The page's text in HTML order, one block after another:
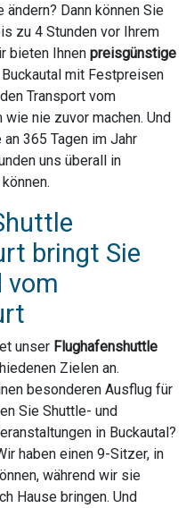
Dann können Sie
zu 4 Stunden vor Ihrem
bieten Ihnen preisgünstige
Buckautal mit Festpreisen
Transport vom
nie zuvor machen. Und
365 Tagen im Jahr
uns überall in
bringt Sie
vom
unser Flughafenshuttle
Zielen an.
besonderen Ausflug für
Sie Shuttle- und
in Buckautal?
haben einen 9-Sitzer, in
während wir sie
Hause bringen. Und